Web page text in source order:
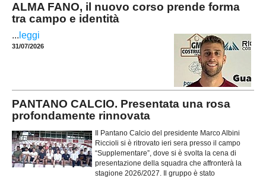
ALMA FANO, il nuovo corso prende forma
tra campo e identità
... leggi
31/07/2026
PANTANO CALCIO. Presentata una rosa
profondamente rinnovata
Il Pantano Calcio del presidente Marco Albini
Riccioli si è ritrovato ieri sera presso il campo
“Supplementare”, dove si è svolta la cena di
presentazione della squadra che affronterà la
stagione 2026/2027. Il gruppo è stato